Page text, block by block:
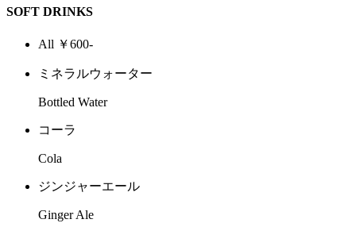
SOFT DRINKS
All ￥600-
ミネラルウォーター
Bottled Water
コーラ
Cola
ジンジャーエール
Ginger Ale